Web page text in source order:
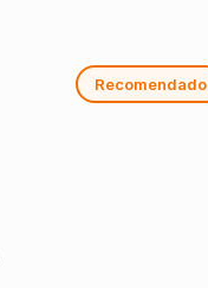
Recomendado